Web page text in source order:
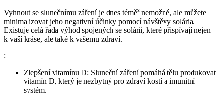
Vyhnout se slunečnímu záření je dnes ⁤téměř nemožné, ale můžete
minimalizovat jeho negativní účinky pomocí návštěvy ​solária.
Existuje​ celá řada ⁢výhod spojených se solárii, které přispívají​ nejen
k vaší​ kráse, ale také k vašemu zdraví.
:
Zlepšení⁤ vitamínu D: Sluneční záření ‍pomáhá ‍tělu ⁤produkovat
vitamín‌ D, který je nezbytný pro zdraví kostí a imunitní
systém.